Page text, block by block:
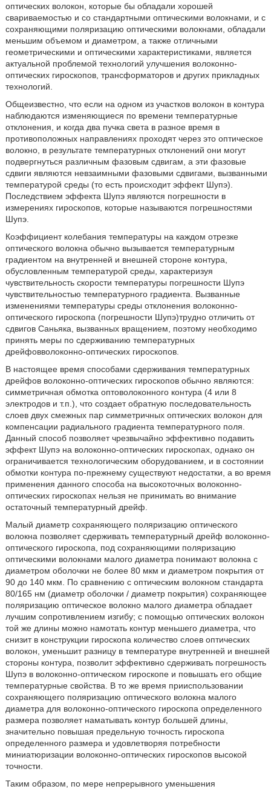
оптических волокон, которые бы обладали хорошей
свариваемостью и со стандартными оптическими волокнами, и с
сохраняющими поляризацию оптическими волокнами, обладали
меньшим объемом и диаметром, а также отличными
геометрическими и оптическими характеристиками, является
актуальной проблемой технологий улучшения волоконно-
оптических гироскопов, трансформаторов и других прикладных
технологий.
Общеизвестно, что если на одном из участков волокон в контура
наблюдаются изменяющиеся по времени температурные
отклонения, и когда два пучка света в разное время в
противоположных направлениях проходят через это оптическое
волокно, в результате температурных отклонений они могут
подвергнуться различным фазовым сдвигам, а эти фазовые
сдвиги являются невзаимными фазовыми сдвигами, вызванными
температурой среды (то есть происходит эффект Шупэ).
Последствием эффекта Шупэ являются погрешности в
измерениях гироскопов, которые называются погрешностями
Шупэ.
Коэффициент колебания температуры на каждом отрезке
оптического волокна обычно вызывается температурным
градиентом на внутренней и внешней стороне контура,
обусловленным температурой среды, характеризуя
чувствительность скорости температуры погрешности Шупэ
чувствительностью температурного градиента. Вызванные
изменениями температуры среды отклонения волоконно-
оптического гироскопа (погрешности Шупэ)трудно отличить от
сдвигов Саньяка, вызванных вращением, поэтому необходимо
принять меры по сдерживанию температурных
дрейфовволоконно-оптических гироскопов.
В настоящее время способами сдерживания температурных
дрейфов волоконно-оптических гироскопов обычно являются:
симметричная обмотка оптоволоконного контура (4 или 8
электродов и т.п.), что создает обратную последовательность
слоев двух смежных пар симметричных оптических волокон для
компенсации радиального градиента температурного поля.
Данный способ позволяет чрезвычайно эффективно подавить
эффект Шупэ на волоконно-оптических гироскопах, однако он
ограничивается технологическим оборудованием, и в состоянии
обмотки контура по-прежнему существуют недостатки, а во время
применения данного способа на высокоточных волоконно-
оптических гироскопах нельзя не принимать во внимание
остаточный температурный дрейф.
Малый диаметр сохраняющего поляризацию оптического
волокна позволяет сдерживать температурный дрейф волоконно-
оптического гироскопа, под сохраняющими поляризацию
оптическими волокнами малого диаметра понимают волокна с
диаметром оболочки не более 80 мкм и диаметром покрытия от
90 до 140 мкм. По сравнению с оптическим волокном стандарта
80/165 нм (диаметр оболочки / диаметр покрытия) сохраняющее
поляризацию оптическое волокно малого диаметра обладает
лучшим сопротивлением изгибу; с помощью оптических волокон
той же длины можно намотать контур меньшего диаметра, что
снизит в конструкции гироскопа количество слоев оптических
волокон, уменьшит разницу в температуре внутренней и внешней
стороны контура, позволит эффективно сдерживать погрешность
Шупэ в волоконно-оптическом гироскопе и повышать его общие
температурные свойства. В то же время прииспользовании
сохраняющего поляризацию оптического волокна малого
диаметра для волоконно-оптического гироскопа определенного
размера позволяет наматывать контур большей длины,
значительно повышая предельную точность гироскопа
определенного размера и удовлетворяя потребности
миниатюризации волоконно-оптических гироскопов высокой
точности.
Таким образом, по мере непрерывного уменьшения